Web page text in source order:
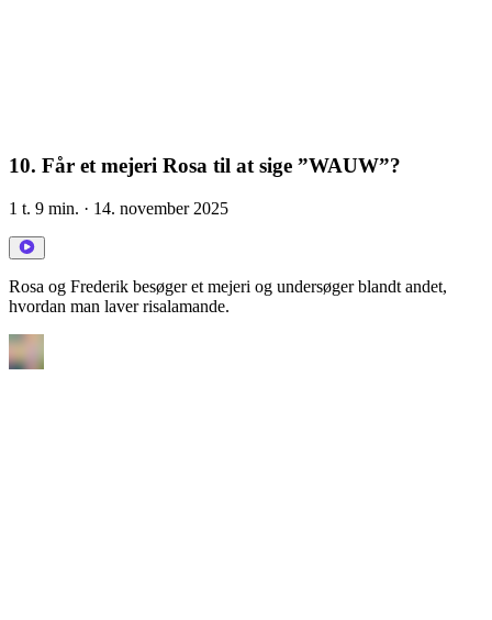
10. Får et mejeri Rosa til at sige ”WAUW”?
1 t. 9 min. · 14. november 2025
Rosa og Frederik besøger et mejeri og undersøger blandt andet,
hvordan man laver risalamande.